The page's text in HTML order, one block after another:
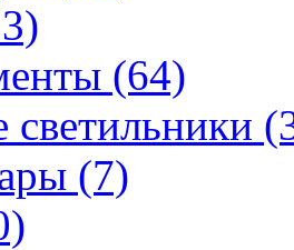
(64)
светильники
(7)